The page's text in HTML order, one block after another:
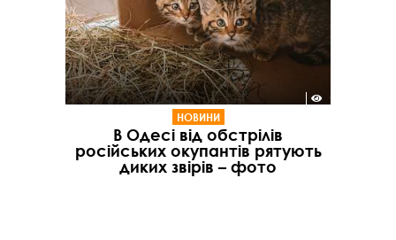
НОВИНИ
В Одесі від обстрілів
російських окупантів рятують
диких звірів – фото